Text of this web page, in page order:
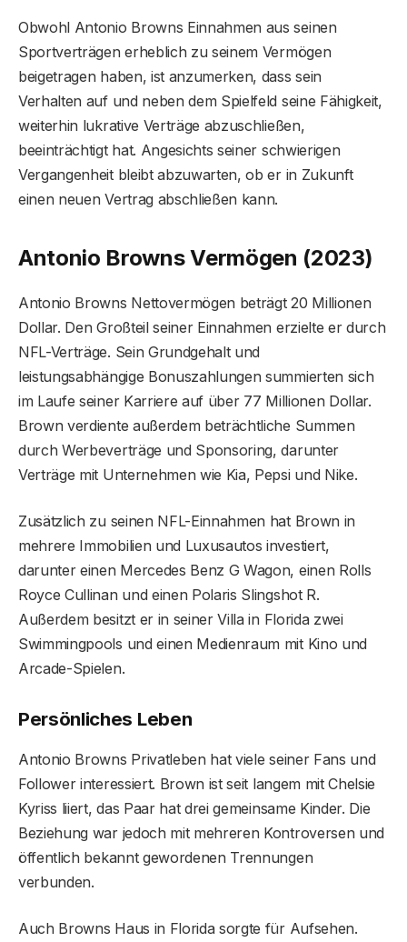
Obwohl Antonio Browns Einnahmen aus seinen
Sportverträgen erheblich zu seinem Vermögen
beigetragen haben, ist anzumerken, dass sein
Verhalten auf und neben dem Spielfeld seine Fähigkeit,
weiterhin lukrative Verträge abzuschließen,
beeinträchtigt hat. Angesichts seiner schwierigen
Vergangenheit bleibt abzuwarten, ob er in Zukunft
einen neuen Vertrag abschließen kann.
Antonio Browns Vermögen (2023)
Antonio Browns Nettovermögen beträgt 20 Millionen
Dollar. Den Großteil seiner Einnahmen erzielte er durch
NFL-Verträge. Sein Grundgehalt und
leistungsabhängige Bonuszahlungen summierten sich
im Laufe seiner Karriere auf über 77 Millionen Dollar.
Brown verdiente außerdem beträchtliche Summen
durch Werbeverträge und Sponsoring, darunter
Verträge mit Unternehmen wie Kia, Pepsi und Nike.
Zusätzlich zu seinen NFL-Einnahmen hat Brown in
mehrere Immobilien und Luxusautos investiert,
darunter einen Mercedes Benz G Wagon, einen Rolls
Royce Cullinan und einen Polaris Slingshot R.
Außerdem besitzt er in seiner Villa in Florida zwei
Swimmingpools und einen Medienraum mit Kino und
Arcade-Spielen.
Persönliches Leben
Antonio Browns Privatleben hat viele seiner Fans und
Follower interessiert. Brown ist seit langem mit Chelsie
Kyriss liiert, das Paar hat drei gemeinsame Kinder. Die
Beziehung war jedoch mit mehreren Kontroversen und
öffentlich bekannt gewordenen Trennungen
verbunden.
Auch Browns Haus in Florida sorgte für Aufsehen.